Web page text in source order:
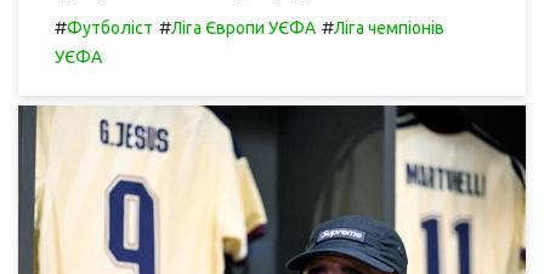
#Футболіст #Ліга Європи УЄФА #Ліга чемпіонів
УЄФА